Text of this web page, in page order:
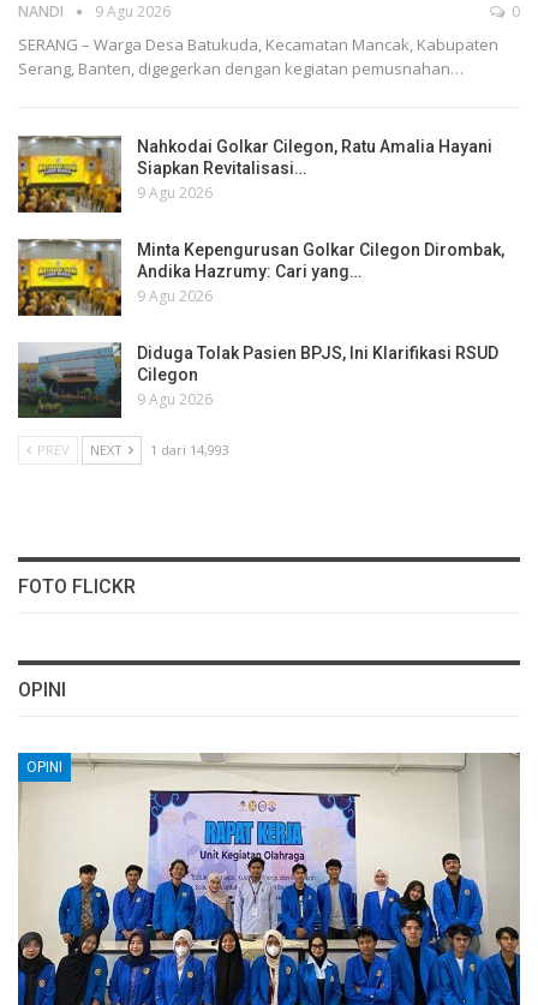
NANDI 9 Agu 2026 0
SERANG – Warga Desa Batukuda, Kecamatan Mancak, Kabupaten
Serang, Banten, digegerkan dengan kegiatan pemusnahan…
Nahkodai Golkar Cilegon, Ratu Amalia Hayani
Siapkan Revitalisasi…
9 Agu 2026
Minta Kepengurusan Golkar Cilegon Dirombak,
Andika Hazrumy: Cari yang…
9 Agu 2026
Diduga Tolak Pasien BPJS, Ini Klarifikasi RSUD
Cilegon
9 Agu 2026
PREV NEXT 1 dari 14,993
FOTO FLICKR
OPINI
OPINI